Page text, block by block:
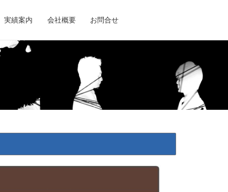
実績案内 会社概要 お問合せ